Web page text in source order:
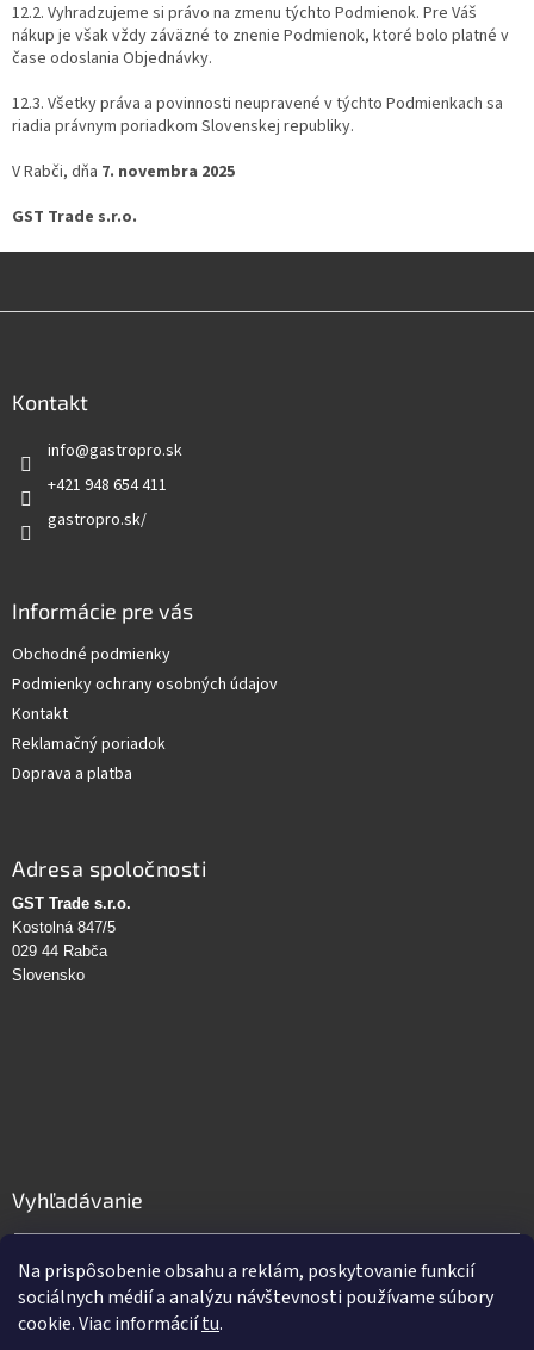
Na prispôsobenie obsahu a reklám, poskytovanie funkcií
sociálnych médií a analýzu návštevnosti používame súbory
cookie. Viac informáciítu.
12.2. Vyhradzujeme si právo na zmenu týchto Podmienok. Pre Váš
nákup je však vždy záväzné to znenie Podmienok, ktoré bolo platné v
čase odoslania Objednávky.
12.3. Všetky práva a povinnosti neupravené v týchto Podmienkach sa
riadia právnym poriadkom Slovenskej republiky.
V Rabči, dňa 7. novembra 2025
GST Trade s.r.o.
Kontakt
info@gastropro.sk
+421 948 654 411
gastropro.sk/
Informácie pre vás
Obchodné podmienky
Podmienky ochrany osobných údajov
Kontakt
Reklamačný poriadok
Doprava a platba
Adresa spoločnosti
GST Trade s.r.o.
Kostolná 847/5
029 44 Rabča
Slovensko
Vyhľadávanie
HĽADAŤ